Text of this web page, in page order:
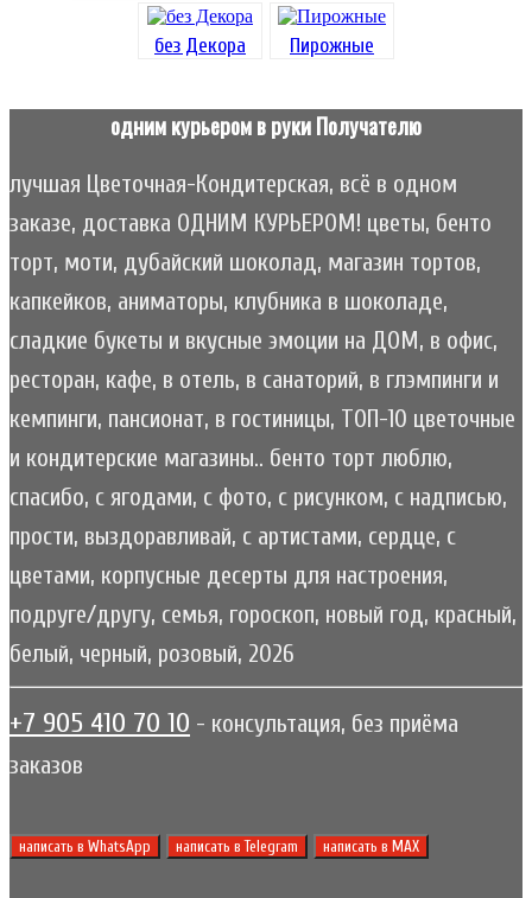
без Декора Пирожные
одним курьером в руки Получателю
лучшая Цветочная-Кондитерская, всё в одном
заказе, доставка ОДНИМ КУРЬЕРОМ! цветы, бенто
торт, моти, дубайский шоколад, магазин тортов,
капкейков, аниматоры, клубника в шоколаде,
сладкие букеты и вкусные эмоции на ДОМ, в офис,
ресторан, кафе, в отель, в санаторий, в глэмпинги и
кемпинги, пансионат, в гостиницы, ТОП-10 цветочные
и кондитерские магазины.. бенто торт люблю,
спасибо, с ягодами, с фото, с рисунком, с надписью,
прости, выздоравливай, с артистами, сердце, с
цветами, корпусные десерты для настроения,
подруге/другу, семья, гороскоп, новый год, красный,
белый, черный, розовый, 2026
+7 905 410 70 10 - консультация, без приёма
заказов
написать в WhatsApp написать в Telegram написать в МАХ